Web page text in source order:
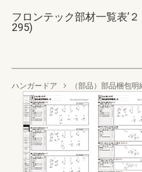
フロンテック部材一覧表’
295)
ハンガードア （部品）部品梱包明